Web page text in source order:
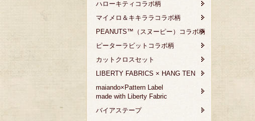
ハローキティコラボ柄
マイメロ＆キキララコラボ柄
PEANUTS™（スヌーピー）コラボ柄
ピーターラビットコラボ柄
カットクロスセット
LIBERTY FABRICS × HANG TEN
maiando×Pattern Label
made with Liberty Fabric
バイアステープ